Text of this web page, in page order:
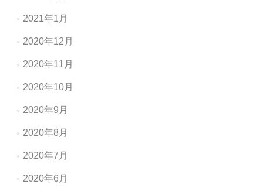
2021年1月
2020年12月
2020年11月
2020年10月
2020年9月
2020年8月
2020年7月
2020年6月